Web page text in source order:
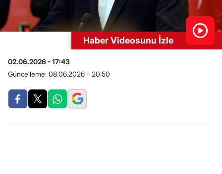
Haber Videosunu İzle
02.06.2026 - 17:43
Güncelleme: 08.06.2026 - 20:50